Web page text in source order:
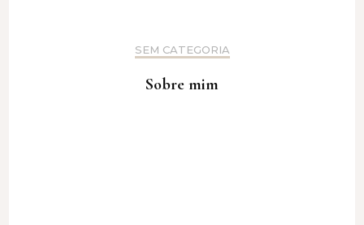
SEM CATEGORIA
Sobre mim